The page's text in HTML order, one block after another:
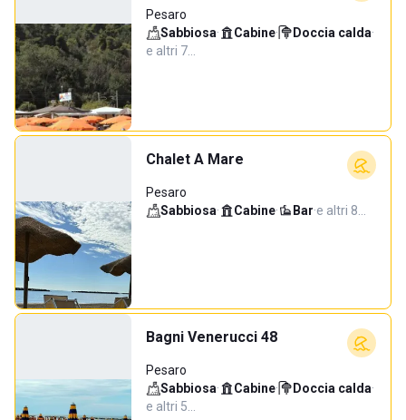
Pesaro
Sabbiosa· Cabine· Doccia calda·
e altri 7…
Chalet A Mare
Pesaro
Sabbiosa· Cabine· Bar·e altri 8…
Bagni Venerucci 48
Pesaro
Sabbiosa· Cabine· Doccia calda·
e altri 5…